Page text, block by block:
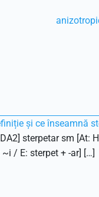
și ce înseamnă
sterpetar sm [At:
~i / E: sterpet + -ar] […]